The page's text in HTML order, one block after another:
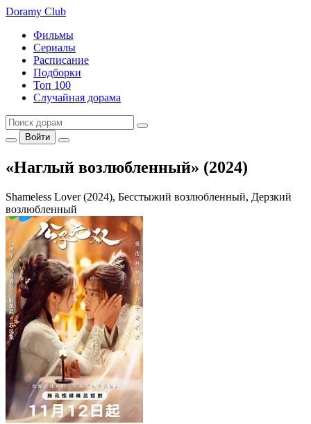
Doramy Club
Фильмы
Сериалы
Расписание
Подборки
Топ 100
Случайная дорама
Войти
«Наглый возлюбленный» (2024)
Shameless Lover (2024), Бесстыжий возлюбленный, Дерзкий
возлюбленный